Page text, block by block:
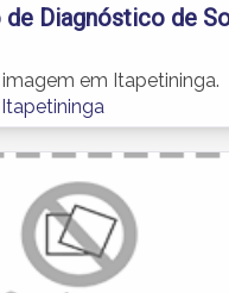
Diagnóstico de
em Itapetininga.